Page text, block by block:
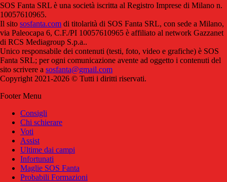
SOS Fanta SRL è una società iscritta al Registro Imprese di Milano n.
10057610965.
Il sito sosfanta.com di titolarità di SOS Fanta SRL, con sede a Milano,
via Paleocapa 6, C.F./PI 10057610965 è affiliato al network Gazzanet
di RCS Mediagroup S.p.a..
Unico responsabile dei contenuti (testi, foto, video e grafiche) è SOS
Fanta SRL; per ogni comunicazione avente ad oggetto i contenuti del
sito scrivere a sosfanta@gmail.com
Copyright 2021-2026 © Tutti i diritti riservati.
Footer Menu
Consigli
Chi schierare
Voti
Assist
Ultime dai campi
Infortunati
Maglie SOS Fanta
Probabili Formazioni